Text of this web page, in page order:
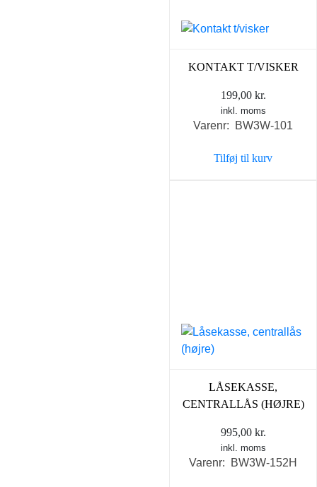
KONTAKT T/VISKER
199,00 kr.
inkl. moms
Varenr: BW3W-101
Tilføj til kurv
LÅSEKASSE,
CENTRALLÅS (HØJRE)
995,00 kr.
inkl. moms
Varenr: BW3W-152H